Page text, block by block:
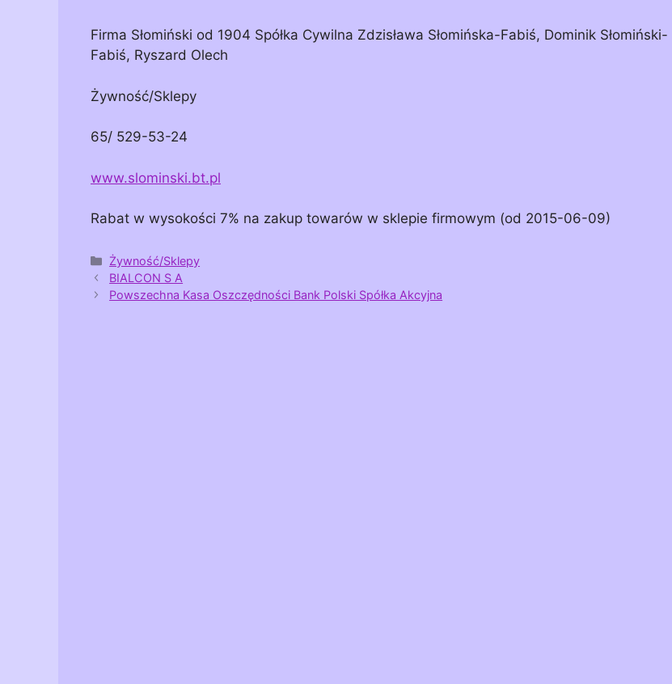
Firma Słomiński od 1904 Spółka Cywilna Zdzisława Słomińska-Fabiś, Dominik Słomiński-
Fabiś, Ryszard Olech
Żywność/Sklepy
65/ 529-53-24
www.slominski.bt.pl
Rabat w wysokości 7% na zakup towarów w sklepie firmowym (od 2015-06-09)
Kategorie
Żywność/Sklepy
BIALCON S A
Powszechna Kasa Oszczędności Bank Polski Spółka Akcyjna